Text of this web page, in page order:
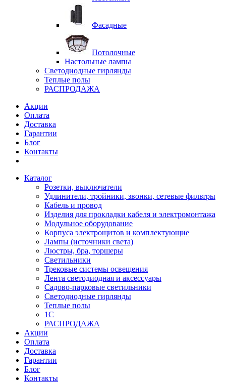
Фасадные
Потолочные
Настольные лампы
Светодиодные гирлянды
Теплые полы
РАСПРОДАЖА
Акции
Оплата
Доставка
Гарантии
Блог
Контакты
Каталог
Розетки, выключатели
Удлинители, тройники, звонки, сетевые фильтры
Кабель и провод
Изделия для прокладки кабеля и электромонтажа
Модульное оборудование
Корпуса электрощитов и комплектующие
Лампы (источники света)
Люстры, бра, торшеры
Светильники
Трековые системы освещения
Лента светодиодная и аксессуары
Садово-парковые светильники
Светодиодные гирлянды
Теплые полы
1С
РАСПРОДАЖА
Акции
Оплата
Доставка
Гарантии
Блог
Контакты